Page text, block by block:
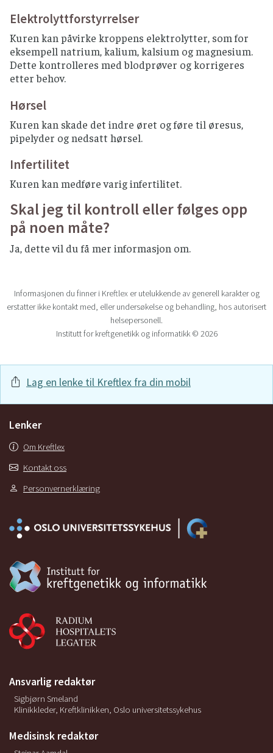
Elektrolyttforstyrrelser
Kuren kan påvirke kroppens elektrolytter, som for
eksempell natrium, kalium, kalsium og magnesium.
Dette kontrolleres med blodprøver og korrigeres
etter behov.
Hørsel
Kuren kan skade det indre øret og føre til øresus,
pipelyder og nedsatt hørsel.
Infertilitet
Kuren kan medføre varig infertilitet.
Skal jeg til kontroll eller følges opp
på noen måte?
Ja, dette vil du få mer informasjon om.
Informasjonen du finner i Kreftlex er utelukkende av generell karakter og
erstatter ikke kontakt med, eller undersøkelse og behandling, hos autorisert
helsepersonell.
Institutt for kreftgenetikk og informatikk © 2026
Lag en lenke til Kreftlex fra din mobil
Lenker
Om Kreftlex
Kontakt oss
Personvernerklæring
Ansvarlig redaktør
Sigbjørn Smeland
Klinikkleder, Kreftklinikken, Oslo universitetssykehus
Medisinsk redaktør